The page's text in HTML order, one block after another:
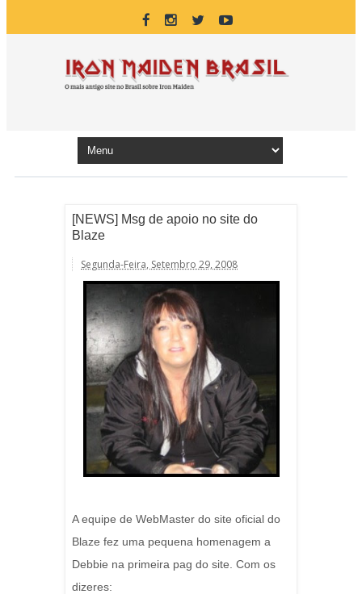
[NEWS] Msg de apoio no site do
Blaze
Segunda-Feira, Setembro 29, 2008
A equipe de WebMaster do site oficial do
Blaze fez uma pequena homenagem a
Debbie na primeira pag do site. Com os
dizeres: